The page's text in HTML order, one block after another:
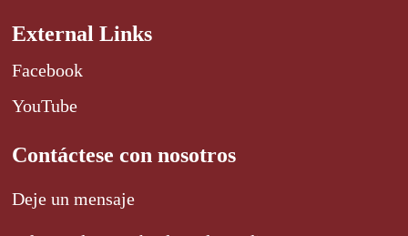
External Links
Facebook
YouTube
Contáctese con nosotros
Deje un mensaje